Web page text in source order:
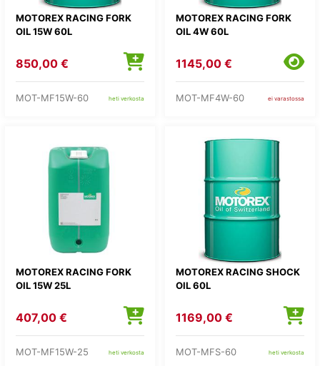
MOTOREX RACING FORK
OIL 15W 60L
850,00 €
MOT-MF15W-60 heti verkosta
MOTOREX RACING FORK
OIL 4W 60L
1145,00 €
MOT-MF4W-60 ei varastossa
MOTOREX RACING FORK
OIL 15W 25L
407,00 €
MOT-MF15W-25 heti verkosta
MOTOREX RACING SHOCK
OIL 60L
1169,00 €
MOT-MFS-60 heti verkosta